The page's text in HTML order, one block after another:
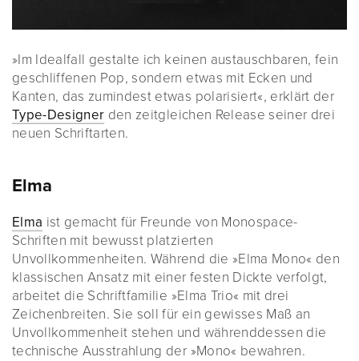
»Im Idealfall gestalte ich keinen austauschbaren, fein
geschliffenen Pop, sondern etwas mit Ecken und
Kanten, das zumindest etwas polarisiert«, erklärt der
Type-Designer den zeitgleichen Release seiner drei
neuen Schriftarten.
Elma
Elma ist gemacht für Freunde von Monospace-
Schriften mit bewusst platzierten
Unvollkommenheiten. Während die »Elma Mono« den
klassischen Ansatz mit einer festen Dickte verfolgt,
arbeitet die Schriftfamilie »Elma Trio« mit drei
Zeichenbreiten. Sie soll für ein gewisses Maß an
Unvollkommenheit stehen und währenddessen die
technische Ausstrahlung der »Mono« bewahren.